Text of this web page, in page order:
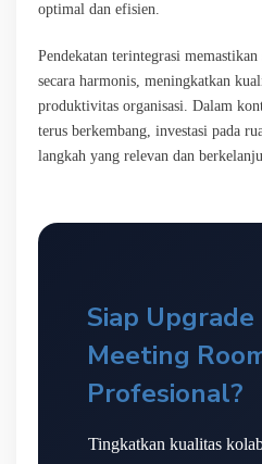
optimal dan efisien.
Pendekatan terintegrasi
secara harmonis, meningkatkan
produktivitas organisasi. Dalam
terus berkembang, investasi pada
langkah yang relevan dan
Siap
Meeting
Profesional?
Tingkatkan kualitas